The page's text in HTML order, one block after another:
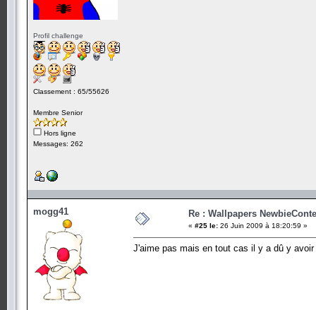
Profil challenge
Classement : 65/55626
Membre Senior
Hors ligne
Messages: 262
mogg41 Re : Wallpapers
« #25 le: 26 Juin 2009 à 18:20:59 »
J'aime pas mais en tout cas il y a dû y